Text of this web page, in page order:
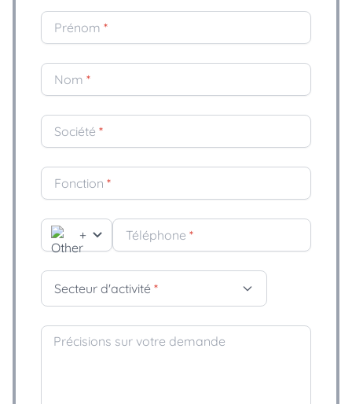
Prénom *
Nom *
Société *
Fonction *
+ Téléphone *
Secteur d'activité *
Précisions sur votre demande